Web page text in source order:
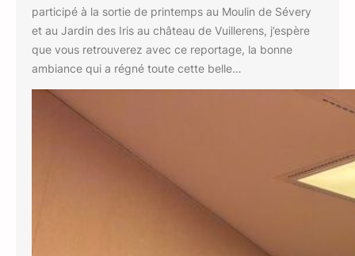
participé à la sortie de printemps au Moulin de Sévery
et au Jardin des Iris au château de Vuillerens, j’espère
que vous retrouverez avec ce reportage, la bonne
ambiance qui a régné toute cette belle…